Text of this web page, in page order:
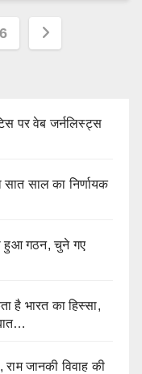
6
पर वेब जर्नलिस्ट्स
साल का निर्णायक
हुआ गठन, चुने गए
है भारत का हिस्सा,
जानकी विवाह की